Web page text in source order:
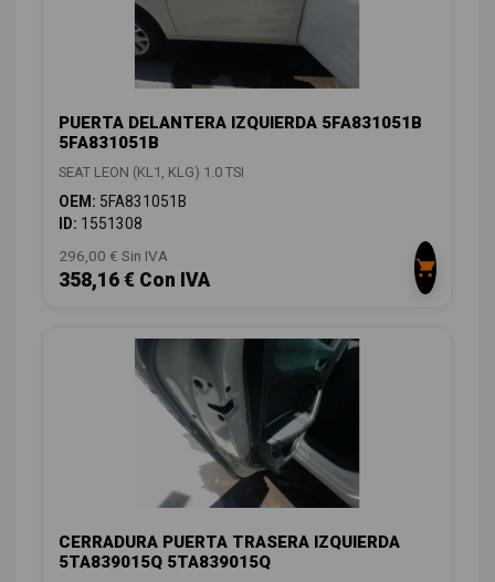
PUERTA DELANTERA IZQUIERDA 5FA831051B
5FA831051B
SEAT LEON (KL1, KLG) 1.0 TSI
OEM: 5FA831051B
ID: 1551308
296,00 € Sin IVA
358,16 € Con IVA
CERRADURA PUERTA TRASERA IZQUIERDA
5TA839015Q 5TA839015Q